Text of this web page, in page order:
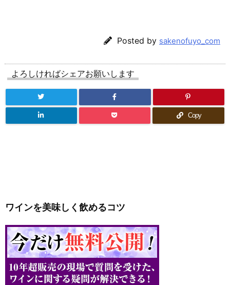
Posted by sakenofuyo_com
よろしければシェアお願いします
Copy
ワインを美味しく飲めるコツ